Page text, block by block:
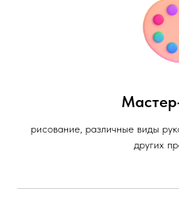
рисование, различные виды
других